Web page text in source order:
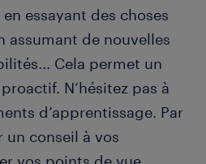
essayant des choses
assumant de nouvelles
Cela permet un
N’hésitez pas à
d’apprentissage. Par
un conseil à vos